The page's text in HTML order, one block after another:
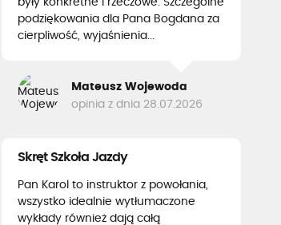
były konkretne i rzeczowe. Szczególne
podziękowania dla Pana Bogdana za
cierpliwość, wyjaśnienia...
Mateusz Wojewoda
opinia z dnia 28.07.2026
Skręt Szkoła Jazdy
Pan Karol to instruktor z powołania,
wszystko idealnie wytłumaczone
wykłady również dają całą